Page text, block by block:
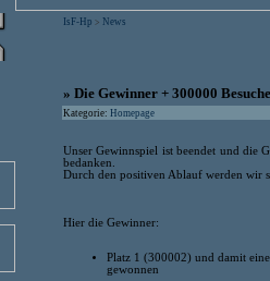
IsF-Hp > News
» Die Gewinner + 300000
Kategorie: Homepage
Unser Gewinnspiel ist beendet und die
bedanken.
Durch den positiven Ablauf werden wir
Hier die Gewinner:
Platz 1 (300002) und damit
gewonnen